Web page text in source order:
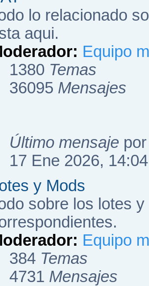
lo relacionado
aqui.
Equipo
1380 Temas
36095 Mensajes
Último mensaje
17 Ene 2026, 14:04
y Mods
sobre los lotes
Equipo
384 Temas
4731 Mensajes